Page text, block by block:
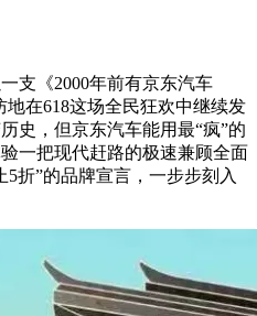
支《2000年前有京东汽车
地在618这场全民狂欢中继续发
史，但京东汽车能用最“疯”的
一把现代赶路的极速兼顾全面
折”的品牌宣言，一步步刻入